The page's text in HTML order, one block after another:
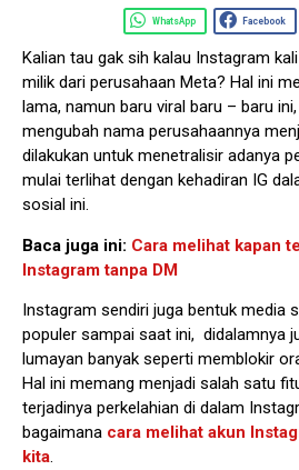
WhatsApp Facebook
Kalian tau gak sih kalau Instagram
milik dari perusahaan Meta? Hal ini
lama, namun baru viral baru – baru
mengubah nama perusahaannya
dilakukan untuk menetralisir adanya
mulai terlihat dengan kehadiran IG
sosial ini.
Baca juga ini: Cara melihat kapan
Instagram tanpa DM
Instagram sendiri juga bentuk media
populer sampai saat ini, didalamnya
lumayan banyak seperti memblokir
Hal ini memang menjadi salah satu
terjadinya perkelahian di dalam
bagaimana cara melihat akun
kita.